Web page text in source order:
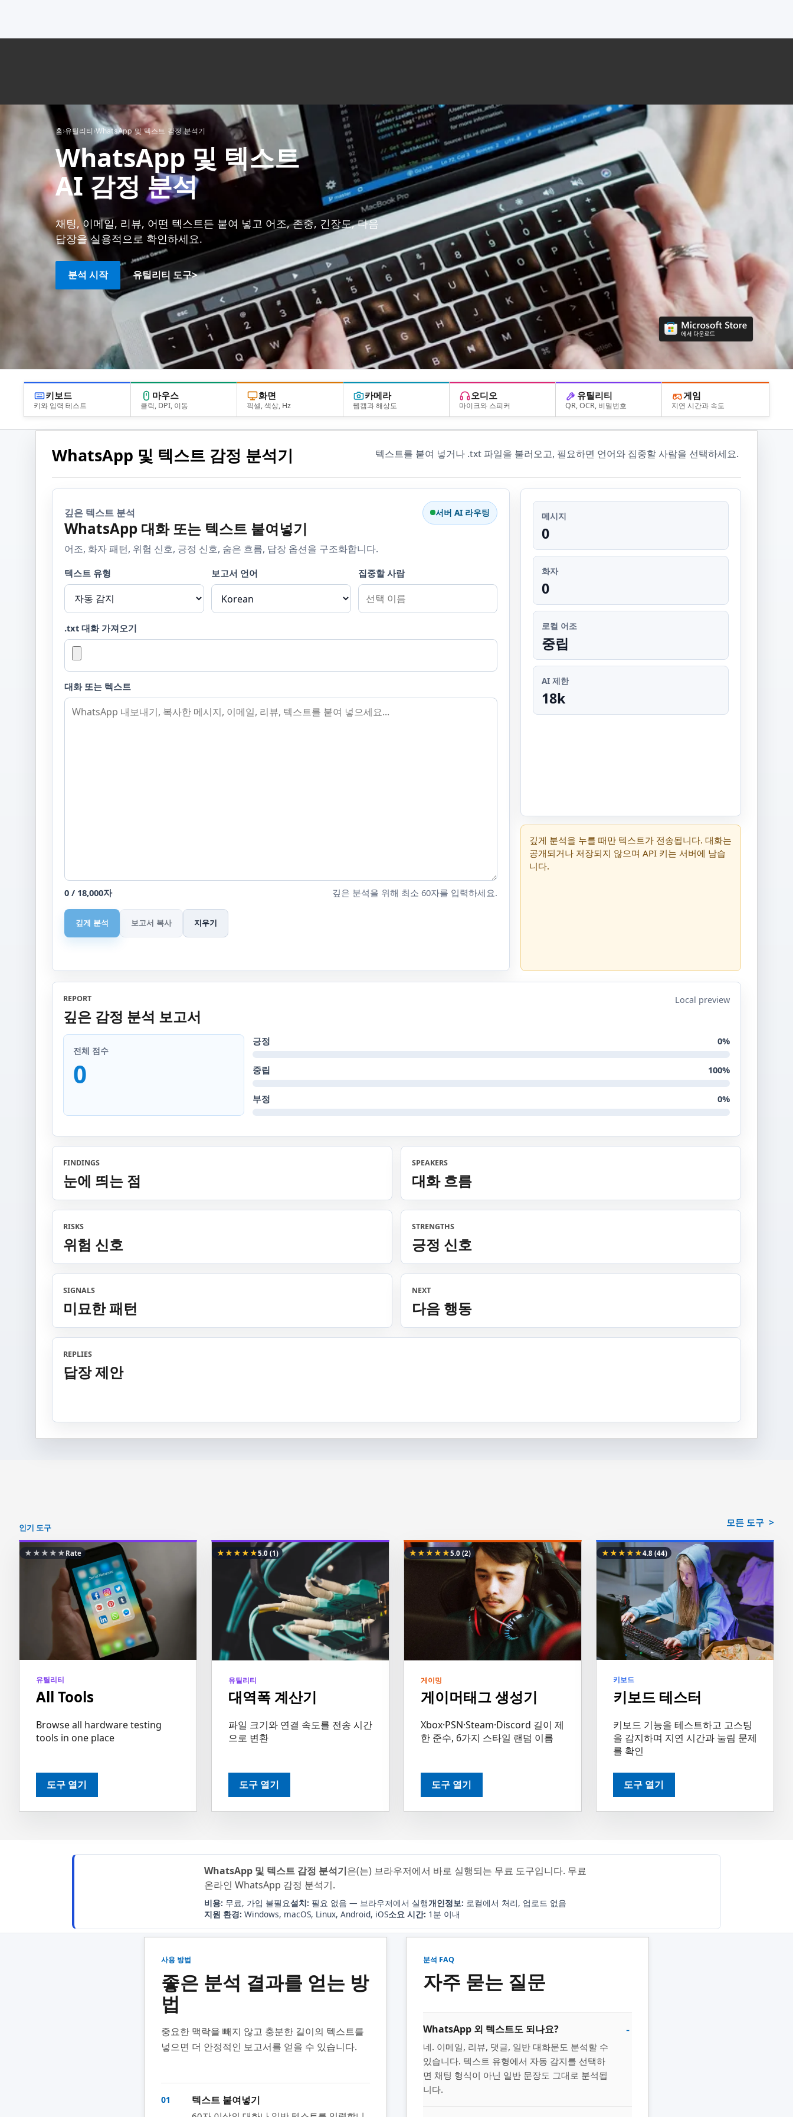
홈›유틸리티 ›WhatsApp 및 텍스트 감정 분석기
WhatsApp 및 텍스트
AI 감정 분석
채팅, 이메일, 리뷰, 어떤 텍스트든 붙여 넣고 어조, 존중, 긴장도, 다음
답장을 실용적으로 확인하세요.
분석 시작 유틸리티 도구>
키보드
키와 입력 테스트
마우스
클릭, DPI, 이동
화면
픽셀, 색상, Hz
카메라
웹캠과 해상도
오디오
마이크와 스피커
유틸리티
QR, OCR, 비밀번호
게임
지연 시간과 속도
WhatsApp 및 텍스트 감정 분석기 텍스트를 붙여 넣거나 .txt 파일을 불러오고, 필요하면 언어와 집중할 사람을 선택하세요.
깊은 텍스트 분석
WhatsApp 대화 또는 텍스트 붙여넣기
어조, 화자 패턴, 위험 신호, 긍정 신호, 숨은 흐름, 답장 옵션을 구조화합니다.
서버 AI 라우팅
텍스트 유형 보고서 언어 집중할 사람
.txt 대화 가져오기
대화 또는 텍스트
0 / 18,000자 깊은 분석을 위해 최소 60자를 입력하세요.
깊게 분석 보고서 복사 지우기
메시지
0
화자
0
로컬 어조
중립
AI 제한
18k
깊게 분석을 누를 때만 텍스트가 전송됩니다. 대화는
공개되거나 저장되지 않으며 API 키는 서버에 남습
니다.
REPORT
깊은 감정 분석 보고서
Local preview
전체 점수
0
긍정 0%
중립 100%
부정 0%
FINDINGS
눈에 띄는 점
SPEAKERS
대화 흐름
RISKS
위험 신호
STRENGTHS
긍정 신호
SIGNALS
미묘한 패턴
NEXT
다음 행동
REPLIES
답장 제안
인기 도구 모든 도구
★★★★★ Rate
유틸리티
All Tools
Browse all hardware testing
tools in one place
도구 열기
★★★★★5.0(1)
유틸리티
대역폭 계산기
파일 크기와 연결 속도를 전송 시간
으로 변환
도구 열기
★★★★★5.0(2)
게이밍
게이머태그 생성기
Xbox·PSN·Steam·Discord 길이 제
한 준수, 6가지 스타일 랜덤 이름
도구 열기
★★★★★4.8(44)
키보드
키보드 테스터
키보드 기능을 테스트하고 고스팅
을 감지하며 지연 시간과 눌림 문제
를 확인
도구 열기
WhatsApp 및 텍스트 감정 분석기은(는) 브라우저에서 바로 실행되는 무료 도구입니다. 무료
온라인 WhatsApp 감정 분석기.
비용: 무료, 가입 불필요설치: 필요 없음 — 브라우저에서 실행개인정보: 로컬에서 처리, 업로드 없음
지원 환경: Windows, macOS, Linux, Android, iOS소요 시간: 1분 이내
사용 방법
좋은 분석 결과를 얻는 방
법
중요한 맥락을 빼지 않고 충분한 길이의 텍스트를
넣으면 더 안정적인 보고서를 얻을 수 있습니다.
01 텍스트 붙여넣기
분석 FAQ
자주 묻는 질문
WhatsApp 외 텍스트도 되나요?
네. 이메일, 리뷰, 댓글, 일반 대화문도 분석할 수
있습니다. 텍스트 유형에서 자동 감지를 선택하
면 채팅 형식이 아닌 일반 문장도 그대로 분석됩
니다.